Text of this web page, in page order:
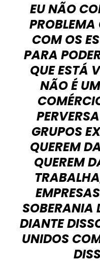
EU NÃO
PROBLEMA
COM OS
PARA
QUE ESTÁ
NÃO É
GRUPOS
QUEREM
QUEREM
SOBERANIA
DIANTE
UNIDOS